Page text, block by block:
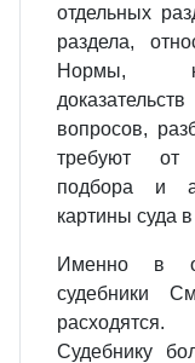
отдельных
раздела,
Нормы,
вопросов,
требуют от
подбора и
картины суда
Именно в
судебники
Судебнику